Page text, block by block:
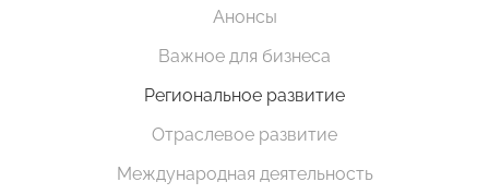
Анонсы
Важное для бизнеса
Региональное развитие
Отраслевое развитие
Международная деятельность